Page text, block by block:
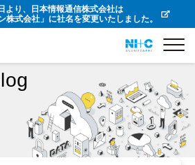
より、日本情報通信株式会社は
株式会社」に社名を変更いたしました。